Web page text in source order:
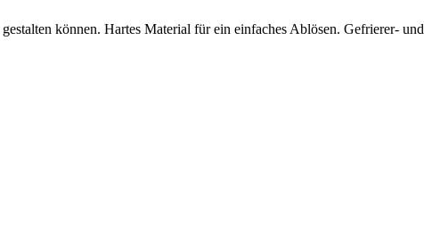
können. Hartes Material für ein einfaches Ablösen. Gefrierer- und